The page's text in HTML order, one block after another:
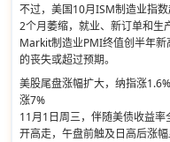
不过，美国10月ISM制造业指
2个月萎缩，就业、新订单和生
Markit制造业PMI终值创半年
的丧失或超过预期。
美股尾盘涨幅扩大，纳指涨
涨7%
11月1日周三，伴随美债收益
开高走，午盘前触及日高后涨幅